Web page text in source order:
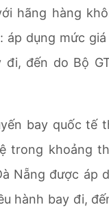
hãng hàng
dụng mức
đến do Bộ
bay quốc tế
trong khoảng
Nẵng được áp
hành bay đi,